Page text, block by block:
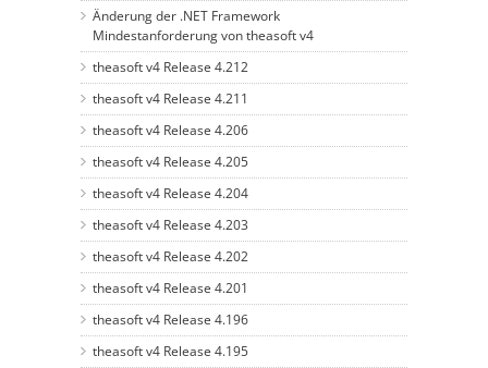
Änderung der .NET Framework
Mindestanforderung von theasoft v4
theasoft v4 Release 4.212
theasoft v4 Release 4.211
theasoft v4 Release 4.206
theasoft v4 Release 4.205
theasoft v4 Release 4.204
theasoft v4 Release 4.203
theasoft v4 Release 4.202
theasoft v4 Release 4.201
theasoft v4 Release 4.196
theasoft v4 Release 4.195